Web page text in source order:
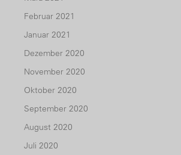
Februar 2021
Januar 2021
Dezember 2020
November 2020
Oktober 2020
September 2020
August 2020
Juli 2020